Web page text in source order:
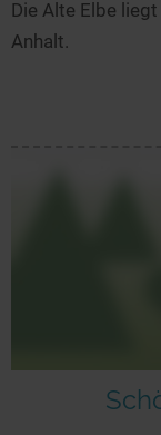
Die Alte Elbe
Anhalt.